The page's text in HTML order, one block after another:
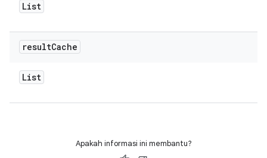
List
resultCache
List
Apakah informasi ini membantu?